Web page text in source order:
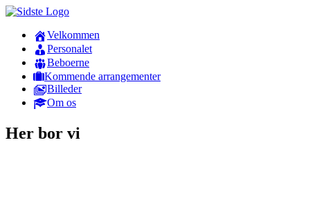
Velkommen
Personalet
Beboerne
Kommende arrangementer
Billeder
Om os
Her bor vi